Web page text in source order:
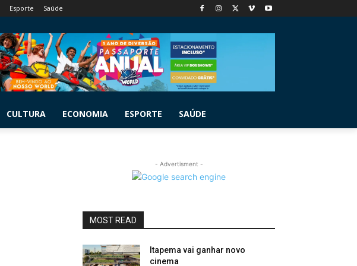
Esporte Saúde
CULTURA ECONOMIA ESPORTE SAÚDE
- Advertisment -
MOST READ
Itapema vai ganhar novo
cinema